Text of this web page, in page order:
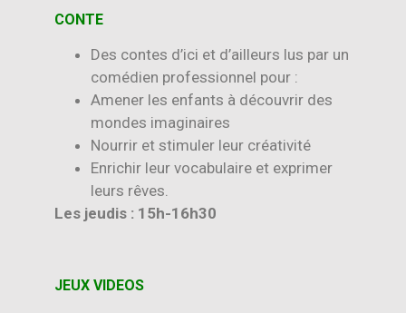
CONTE
Des contes d’ici et d’ailleurs lus par un
comédien professionnel pour :
Amener les enfants à découvrir des
mondes imaginaires
Nourrir et stimuler leur créativité
Enrichir leur vocabulaire et exprimer
leurs rêves.
Les jeudis : 15h-16h30
JEUX VIDEOS